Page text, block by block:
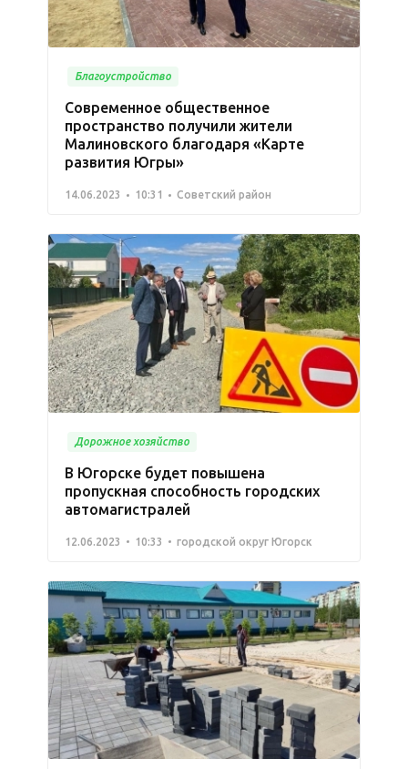
Благоустройство
Современное общественное
пространство получили жители
Малиновского благодаря «Карте
развития Югры»
14.06.2023 10:31 Советский район
Дорожное хозяйство
В Югорске будет повышена
пропускная способность городских
автомагистралей
12.06.2023 10:33 городской округ Югорск